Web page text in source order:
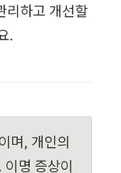
리하고 개선할
.
며, 개인의
이명 증상이